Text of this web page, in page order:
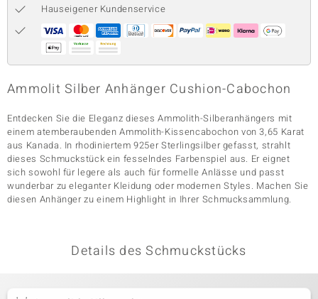
Classics
Hauseigener Kundenservice
Ammolit Silber Anhänger Cushion-Cabochon
Entdecken Sie die Eleganz dieses Ammolith-Silberanhängers mit
einem atemberaubenden Ammolith-Kissencabochon von 3,65 Karat
aus Kanada. In rhodiniertem 925er Sterlingsilber gefasst, strahlt
dieses Schmuckstück ein fesselndes Farbenspiel aus. Er eignet
sich sowohl für legere als auch für formelle Anlässe und passt
wunderbar zu eleganter Kleidung oder modernen Styles. Machen Sie
diesen Anhänger zu einem Highlight in Ihrer Schmucksammlung.
Details des Schmuckstücks